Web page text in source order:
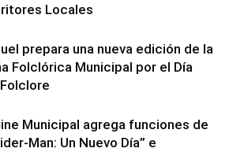
Locales
prepara una nueva edición de la
Folclórica Municipal por el Día
Municipal agrega funciones de
Man: Un Nuevo Día” e